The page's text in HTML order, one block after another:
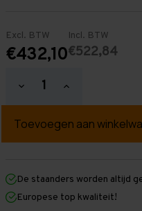
Excl. BTW
€432,10
Incl. BTW
€522,84
Hoeveelheid
verlagen
Grootvakstelling
mm
mm
x
1.200
Hoeveelheid
verhogen
mm
mm
1.200
De staanders worden altijd
Europese top kwaliteit!